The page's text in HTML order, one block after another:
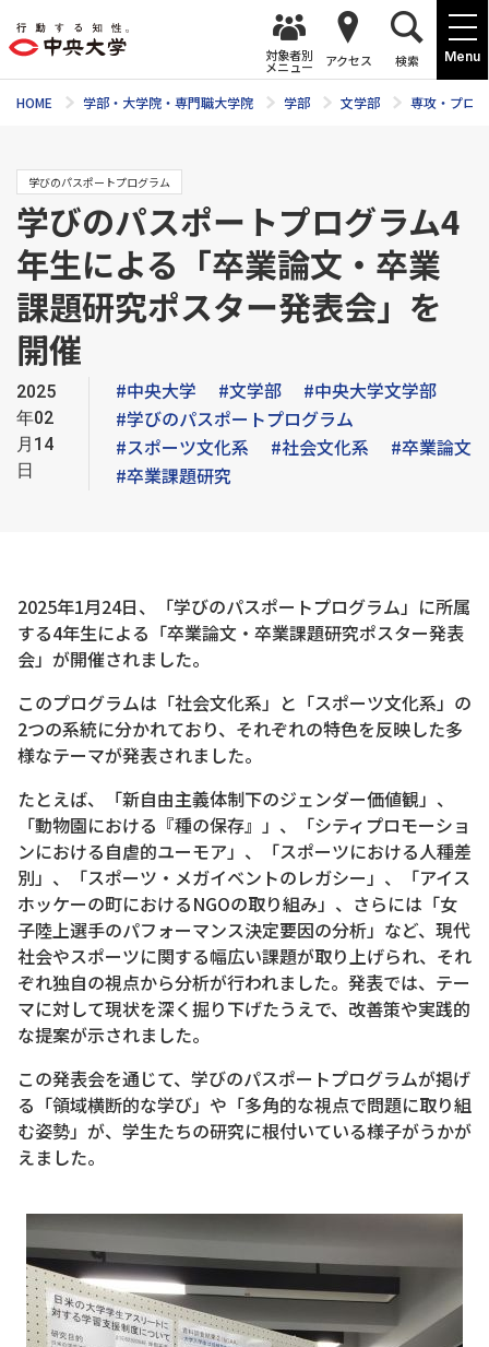
Menu
対象者別
メニュー アクセス 検索
HOME 学部・大学院・専門職大学院 学部 文学部 専攻・プロ
学びのパスポートプログラム
学びのパスポートプログラム4
年生による「卒業論文・卒業
課題研究ポスター発表会」を
開催
2025
年02
月14
日
#中央大学 #文学部
#中央大学文学部
#学びのパスポートプログラム
#スポーツ文化系
#社会文化系
#卒業論文
#卒業課題研究
2025年1月24日、「学びのパスポートプログラム」に所属
する4年生による「卒業論文・卒業課題研究ポスター発表
会」が開催されました。
このプログラムは「社会文化系」と「スポーツ文化系」の
2つの系統に分かれており、それぞれの特色を反映した多
様なテーマが発表されました。
たとえば、「新自由主義体制下のジェンダー価値観」、
「動物園における『種の保存』」、「シティプロモーショ
ンにおける自虐的ユーモア」、「スポーツにおける人種差
別」、「スポーツ・メガイベントのレガシー」、「アイス
ホッケーの町におけるNGOの取り組み」、さらには「女
子陸上選手のパフォーマンス決定要因の分析」など、現代
社会やスポーツに関する幅広い課題が取り上げられ、それ
ぞれ独自の視点から分析が行われました。発表では、テー
マに対して現状を深く掘り下げたうえで、改善策や実践的
な提案が示されました。
この発表会を通じて、学びのパスポートプログラムが掲げ
る「領域横断的な学び」や「多角的な視点で問題に取り組
む姿勢」が、学生たちの研究に根付いている様子がうかが
えました。